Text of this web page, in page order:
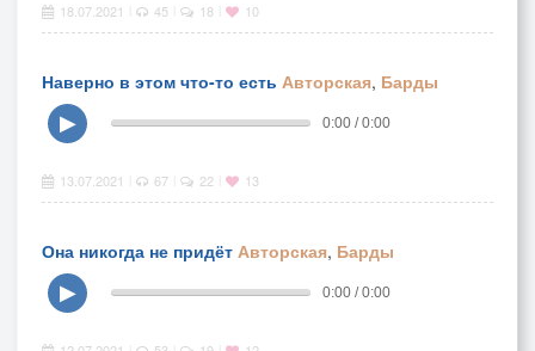
18.07.2021 45 18 10
Наверно в этом что-то есть Авторская, Барды
▶
0:00 / 0:00
13.07.2021 67 22 13
Она никогда не придёт Авторская, Барды
▶
0:00 / 0:00